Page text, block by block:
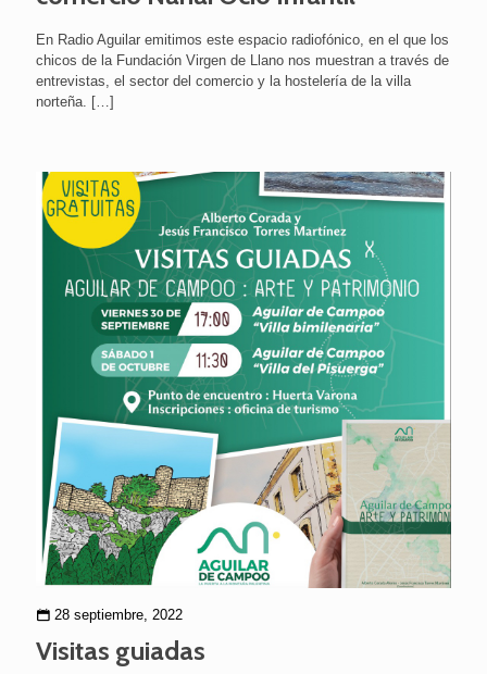
En Radio Aguilar emitimos este espacio radiofónico, en el que los
chicos de la Fundación Virgen de Llano nos muestran a través de
entrevistas, el sector del comercio y la hostelería de la villa
norteña. […]
28 septiembre, 2022
Visitas guiadas